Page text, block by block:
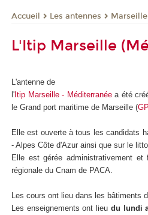
Accueil Les antennes Marseille
L'Itip Marseille
L'antenne de
l'Itip Marseille - Méditerranéea été
le Grand port maritime de Marseille (
Elle est ouverte à tous les candidats
- Alpes Côte d'Azur ainsi que sur le
Elle est gérée administrativement et
régionale du Cnam de PACA.
Les cours ont lieu dans les bâtiments
Les enseignements ont lieu du lundi